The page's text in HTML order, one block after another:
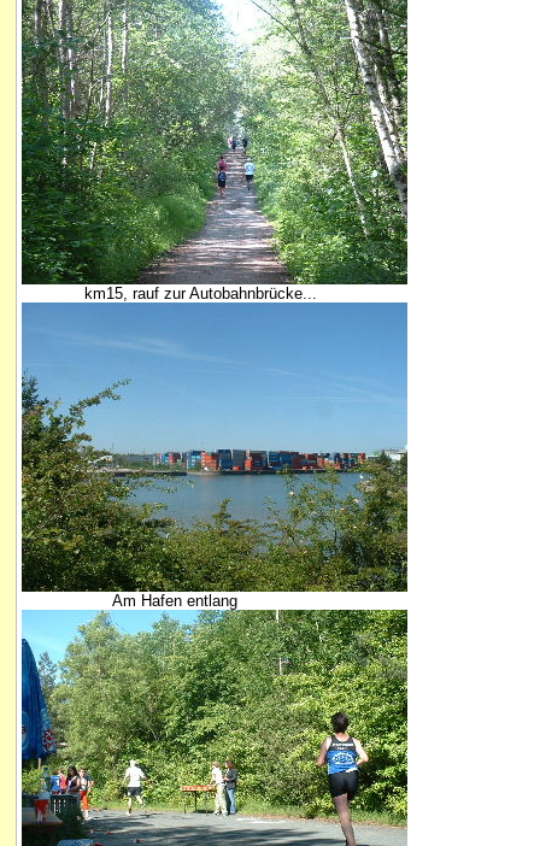
km15, rauf zur Autobahnbrücke...
Am Hafen entlang